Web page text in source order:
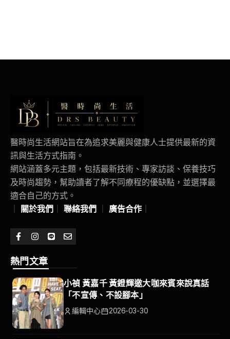
醫時尚生活網站旨在為追求美麗與健康人士提供最新的資
訊與生活方式指南。
網站涵蓋多元主題，包括最新技術、專家訪談、保養技巧
及時尚趨勢，幫助讀者了解不同療程的優缺點，並選擇最
適合自己的方式。
關於我們 聯絡我們 廣告合作
熱門文章
小禎 黃嘉千 黃鐙輝邀大咖來賓來說真話
「不宣傳、不設腳本」
編輯中心 2026-03-30